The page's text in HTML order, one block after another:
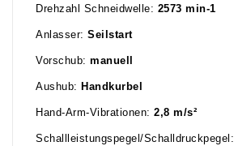
Drehzahl Schneidwelle: 2573 min-1
Anlasser: Seilstart
Vorschub: manuell
Aushub: Handkurbel
Hand-Arm-Vibrationen: 2,8 m/s²
Schallleistungspegel/Schalldruckpegel: